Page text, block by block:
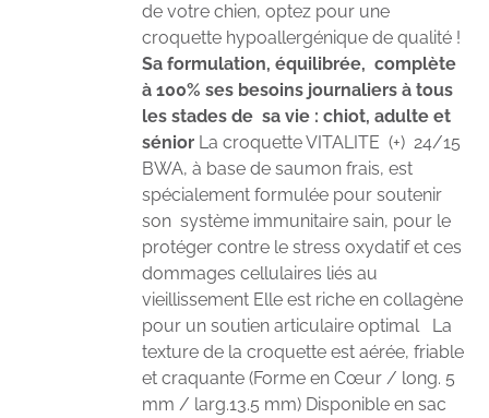
de votre chien, optez pour une
croquette hypoallergénique de qualité !
Sa formulation, équilibrée, complète
à 100% ses besoins journaliers à tous
les stades de sa vie : chiot, adulte et
sénior La croquette VITALITE (+) 24/15
BWA, à base de saumon frais, est
spécialement formulée pour soutenir
son système immunitaire sain, pour le
protéger contre le stress oxydatif et ces
dommages cellulaires liés au
vieillissement Elle est riche en collagène
pour un soutien articulaire optimal La
texture de la croquette est aérée, friable
et craquante (Forme en Cœur / long. 5
mm / larg.13.5 mm) Disponible en sac